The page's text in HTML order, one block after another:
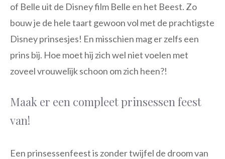
of Belle uit de Disney film Belle en het Beest. Zo
bouw je de hele taart gewoon vol met de prachtigste
Disney prinsesjes! En misschien mag er zelfs een
prins bij. Hoe moet hij zich wel niet voelen met
zoveel vrouwelijk schoon om zich heen?!
Maak er een compleet prinsessen feest
van!
Een prinsessenfeest is zonder twijfel de droom van